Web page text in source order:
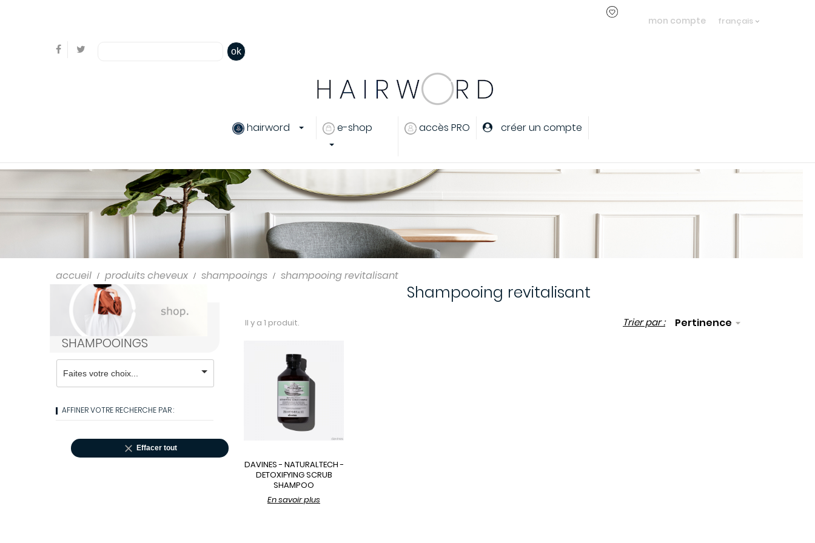
français
mon compte
ok
hairword e-shop
produits cheveux
Coiffants
Packs produits cheveux
Produits colorants
Shampooings
accès PRO créer un compte
accueil produits cheveux shampooings shampooing revitalisant
SHAMPOOINGS
AFFINER VOTRE RECHERCHE PAR :
 Effacer tout
Shampooing revitalisant
Il y a 1 produit. Trier par : Pertinence 
DAVINES - NATURALTECH -
DETOXIFYING SCRUB
SHAMPOO
En savoir plus